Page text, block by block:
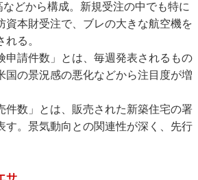
どから構成。新規受注の中でも特に
資本財受注で、ブレの大きな航空機を
る。
申請件数」とは、毎週発表されるもの
国の景況感の悪化などから注目度が増
件数」とは、販売された新築住宅の署
す。景気動向との関連性が深く、先行